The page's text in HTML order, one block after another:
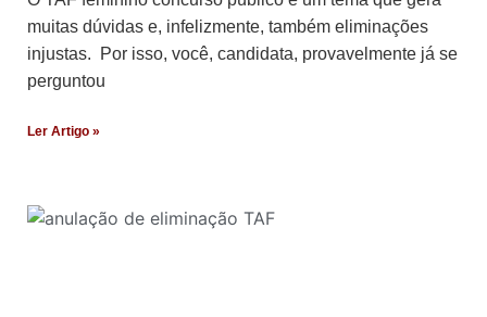
muitas dúvidas e, infelizmente, também eliminações
injustas. Por isso, você, candidata, provavelmente já se
perguntou
Ler Artigo »